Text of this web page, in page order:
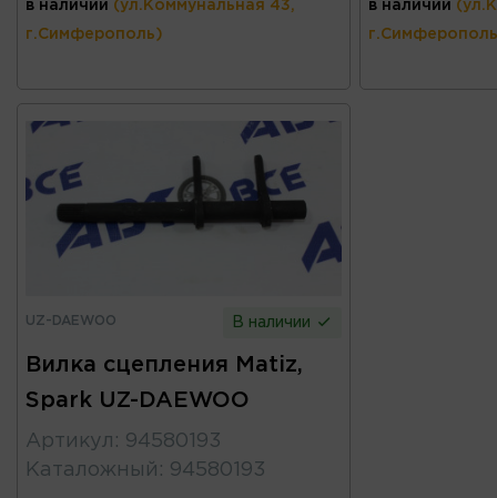
в наличии (ул.Коммунальная 43,
г.Симферополь)
в наличии
UZ-DAEWOO В наличии
Вилка сцепления Matiz,
Spark UZ-DAEWOO
Артикул : 94580193
Каталожный : 94580193